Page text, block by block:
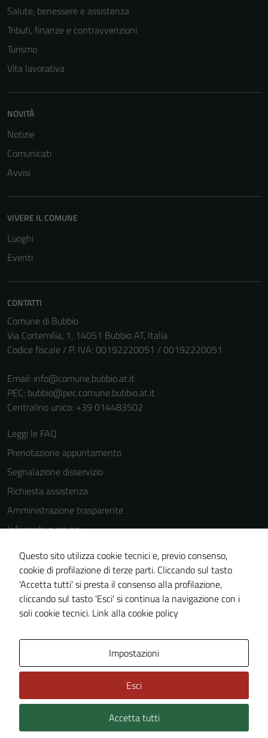
Salute, benessere e assistenza
Tributi, finanze e contravvenzioni
Turismo
Vita lavorativa
NOVITÀ
Notizie
Comunicati
Avvisi
VIVERE IL COMUNE
Luoghi
Eventi
CONTATTI
Comune di Bubbio
Via Cortemilia, 1, 14051 Bubbio AT, Italia
Codice fiscale / P. IVA: 00192220051 / 00192220051
Email: info@comune.bubbio.at.it
PEC: bubbio@pec.comune.bubbio.at.it
Centralino unico: +39 014483502
Leggi le FAQ
Prenotazione appuntamento
Segnalazione disservizio
Richiesta assistenza
Amministrazione trasparente
Informativa privacy
Cookie Policy
Note legali
Dichiarazione di accessibilità
Piano di miglioramento del sito
Technical Design s.r.l.
Questo sito utilizza cookie tecnici e, previo consenso,
cookie di profilazione di terze parti. Cliccando sul tasto
'Accetta tutti' si presta il consenso alla profilazione,
cliccando sul tasto 'Esci' si continua la navigazione con i
soli cookie tecnici. Link alla cookie policy
Impostazioni
Esci
Accetta tutti